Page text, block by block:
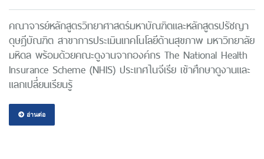
คณาจารย์หลักสูตรวิทยาศาสตร์มหาบัณฑิตและหลักสูตรปรัชญา
ดุษฎีบัณฑิต สาขาการประเมินเทคโนโลยีด้านสุขภาพ มหาวิทยาลัย
มหิดล พร้อมด้วยคณะดูงานจากองค์กร The National Health
Insurance Scheme (NHIS) ประเทศไนจีเรีย เข้าศึกษาดูงานและ
แลกเปลี่ยนเรียนรู้
อ่านต่อ